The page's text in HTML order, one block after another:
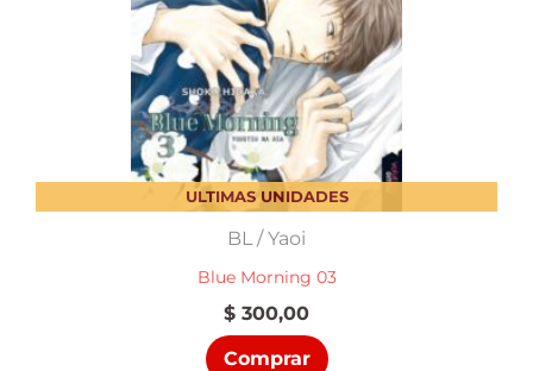
ULTIMAS UNIDADES
BL / Yaoi
Blue Morning 03
$ 300,00
Comprar